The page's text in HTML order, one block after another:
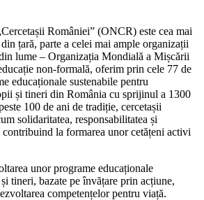
României” (ONCR) este cea mai
țară, parte a celei mai ample organizații
lume – Organizația Mondială a Mișcării
non-formală, oferim prin cele 77 de
educaționale sustenabile pentru
și tineri din România cu sprijinul a 1300
100 de ani de tradiție, cercetașii
solidaritatea, responsabilitatea și
contribuind la formarea unor cetățeni activi
unor programe educaționale
tineri, bazate pe învățare prin acțiune,
competențelor pentru viață.